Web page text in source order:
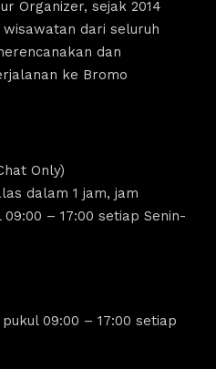
Organizer, sejak 2014
dari seluruh
dan
ke Bromo
Only)
dalam 1 jam, jam
– 17:00 setiap Senin-
09:00 – 17:00 setiap
4 years ago
bromo, kita bisa melakukan tour bromo